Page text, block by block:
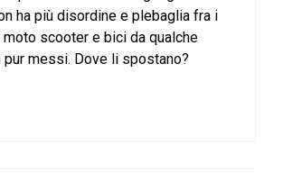
ha più disordine e plebaglia fra i
moto scooter e bici da qualche
pur messi. Dove li spostano?